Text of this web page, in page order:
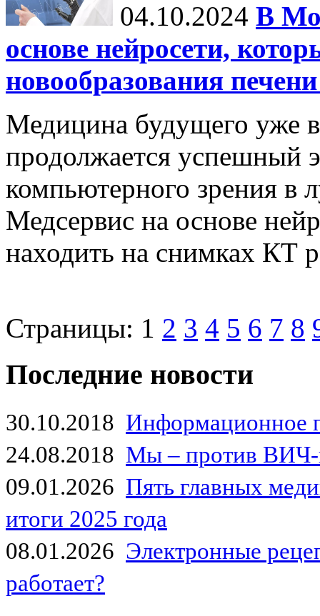
04.10.2024 В
основе нейросети,
новообразования
Медицина будущего уже
продолжается успешный
компьютерного зрения в
Медсервис на основе
находить на снимках КТ
Страницы: 1 2 3 4 5 6 7 8
Последние новости
30.10.2018 Информационное
24.08.2018 Мы – против
09.01.2026 Пять главных
итоги 2025 года
08.01.2026 Электронные
работает?